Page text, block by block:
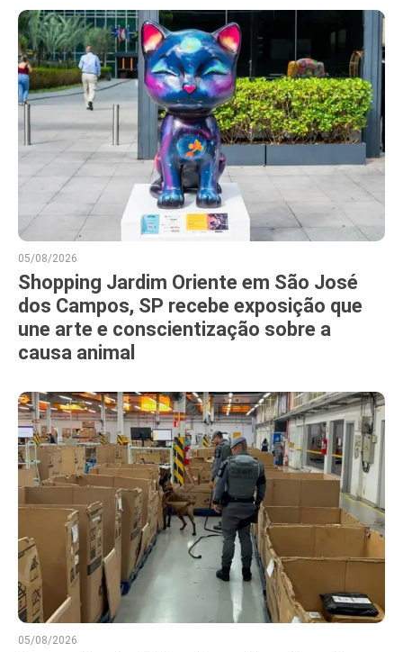
05/08/2026
Shopping Jardim Oriente em São José
dos Campos, SP recebe exposição que
une arte e conscientização sobre a
causa animal
05/08/2026